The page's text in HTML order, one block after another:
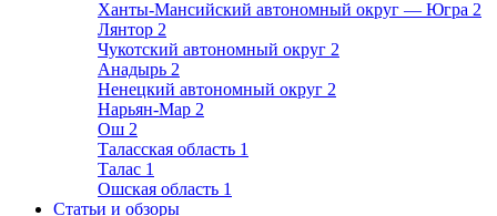
Ханты-Мансийский автономный округ — Югра 2
Лянтор 2
Чукотский автономный округ 2
Анадырь 2
Ненецкий автономный округ 2
Нарьян-Мар 2
Ош 2
Таласская область 1
Талас 1
Ошская область 1
Статьи и обзоры